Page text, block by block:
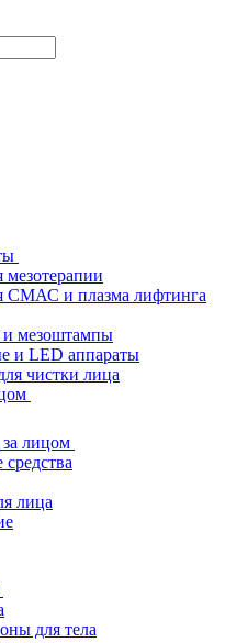
СМАС и плазма лифтинга
мезоштампы
и LED аппараты
чистки лица
лицом
лица
для тела